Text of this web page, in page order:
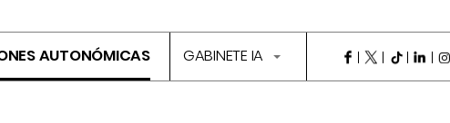
AUTONÓMICAS GABINETE IA